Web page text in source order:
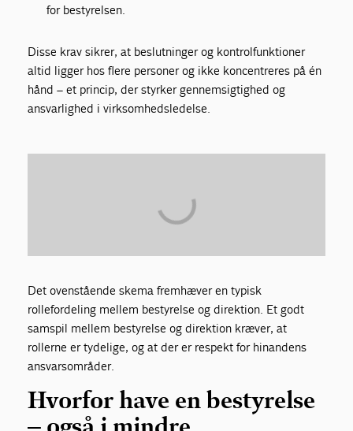
for bestyrelsen.
Disse krav sikrer, at beslutninger og kontrolfunktioner
altid ligger hos flere personer og ikke koncentreres på én
hånd – et princip, der styrker gennemsigtighed og
ansvarlighed i virksomhedsledelse.
Det ovenstående skema fremhæver en typisk
rollefordeling mellem bestyrelse og direktion. Et godt
samspil mellem bestyrelse og direktion kræver, at
rollerne er tydelige, og at der er respekt for hinandens
ansvarsområder.
Hvorfor have en bestyrelse